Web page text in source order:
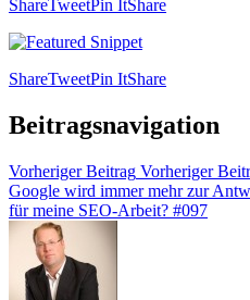
ShareTweetPin ItShare
ShareTweetPin ItShare
Beitragsnavigation
Vorheriger Beitrag Vorheriger
Google wird immer mehr zur
für meine SEO-Arbeit? #097